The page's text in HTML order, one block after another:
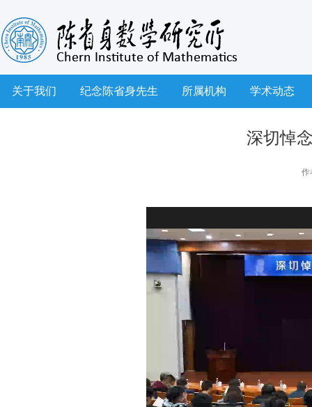
关于我们 纪念陈省身先生 所属机构 学术动态
深切悼
作